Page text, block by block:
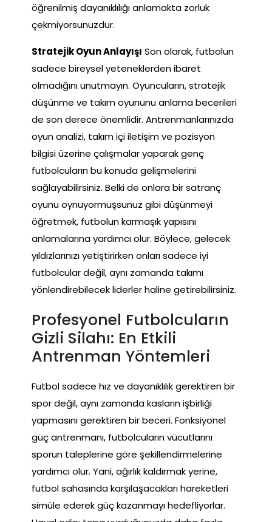
öğrenilmiş dayanıklılığı anlamakta zorluk
çekmiyorsunuzdur.
Stratejik Oyun Anlayışı Son olarak, futbolun
sadece bireysel yeteneklerden ibaret
olmadığını unutmayın. Oyuncuların, stratejik
düşünme ve takım oyununu anlama becerileri
de son derece önemlidir. Antrenmanlarınızda
oyun analizi, takım içi iletişim ve pozisyon
bilgisi üzerine çalışmalar yaparak genç
futbolcuların bu konuda gelişmelerini
sağlayabilirsiniz. Belki de onlara bir satranç
oyunu oynuyormuşsunuz gibi düşünmeyi
öğretmek, futbolun karmaşık yapısını
anlamalarına yardımcı olur. Böylece, gelecek
yıldızlarınızı yetiştirirken onları sadece iyi
futbolcular değil, aynı zamanda takımı
yönlendirebilecek liderler haline getirebilirsiniz.
Profesyonel Futbolcuların
Gizli Silahı: En Etkili
Antrenman Yöntemleri
Futbol sadece hız ve dayanıklılık gerektiren bir
spor değil, aynı zamanda kasların işbirliği
yapmasını gerektiren bir beceri. Fonksiyonel
güç antrenmanı, futbolcuların vücutlarını
sporun taleplerine göre şekillendirmelerine
yardımcı olur. Yani, ağırlık kaldırmak yerine,
futbol sahasında karşılaşacakları hareketleri
simüle ederek güç kazanmayı hedefliyorlar.